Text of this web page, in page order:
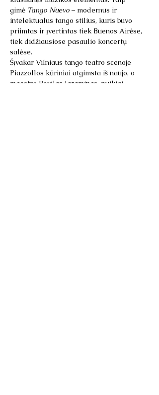
gimė Tango Nuevo – modernus ir
intelektualus tango stilius, kuris buvo
priimtas ir įvertintas tiek Buenos Airėse,
tiek didžiausiose pasaulio koncertų
salėse.
Šįvakar Vilniaus tango teatro scenoje
Piazzollos kūriniai atgimsta iš naujo, o
maestro Povilas Jaraminas, puikiai